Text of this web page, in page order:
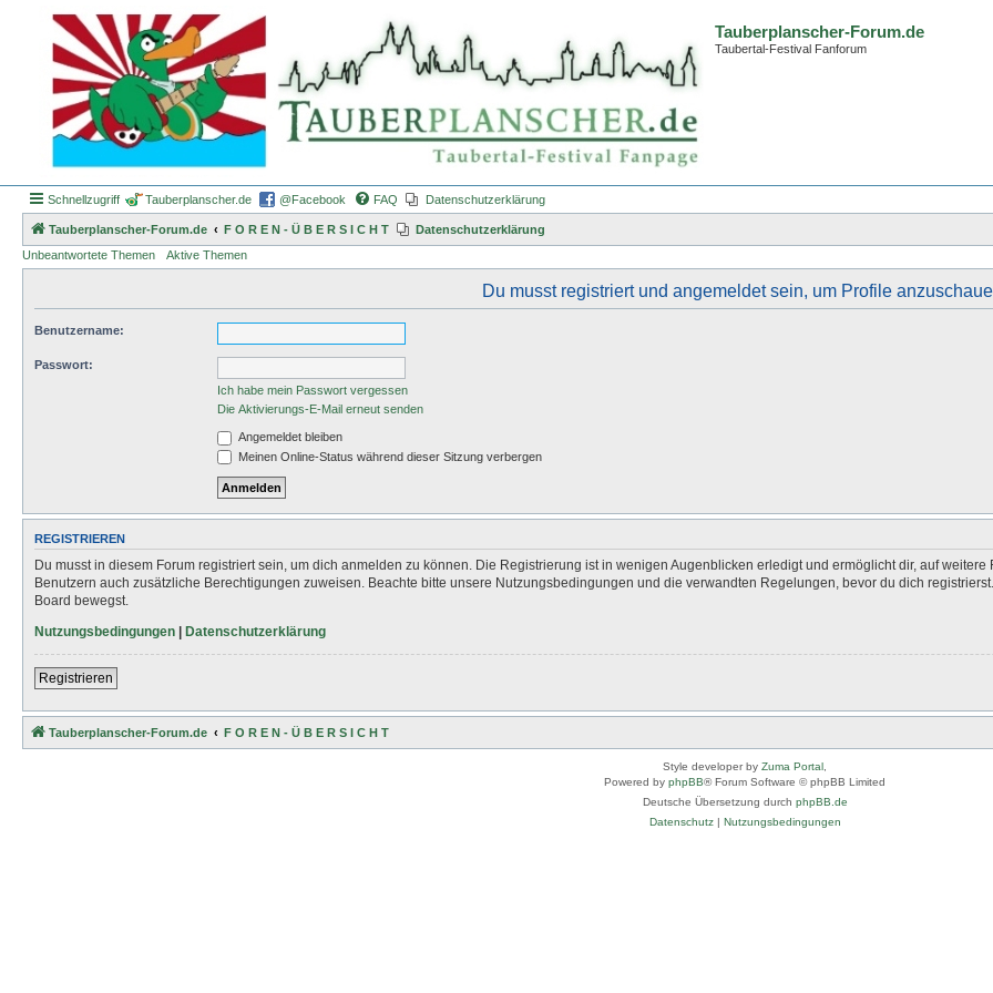
Tauberplanscher-Forum.de
Taubertal-Festival Fanforum
Schnellzugriff Tauberplanscher.de @Facebook FAQ Datenschutzerklärung
Tauberplanscher-Forum.de F O R E N - Ü B E R S I C H T
Datenschutzerklärung
Unbeantwortete Themen
Aktive Themen
Du musst registriert und angemeldet sein, um Profile
Benutzername:
Passwort:
Ich habe mein Passwort vergessen
Die Aktivierungs-E-Mail erneut senden
Angemeldet bleiben
Meinen Online-Status während dieser Sitzung verbergen
REGISTRIEREN
Du musst in diesem Forum registriert sein, um dich anmelden zu können. Die Registrierung ist in wenigen Augenblicken erledigt und ermöglicht dir, auf
Benutzern auch zusätzliche Berechtigungen zuweisen. Beachte bitte unsere Nutzungsbedingungen und die verwandten Regelungen, bevor du dich
Board bewegst.
Nutzungsbedingungen | Datenschutzerklärung
Registrieren
Tauberplanscher-Forum.de F O R E N - Ü B E R S I C H T
Style developer by Zuma Portal
Powered by phpBB® Forum Software © phpBB Limited
Deutsche Übersetzung durch phpBB.de
Datenschutz| Nutzungsbedingungen